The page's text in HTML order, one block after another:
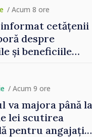
/ Acum 8 ore
informat cetățenii
despre
și beneficiile
/ Acum 9 ore
va majora până la
lei scutirea
pentru angajați.